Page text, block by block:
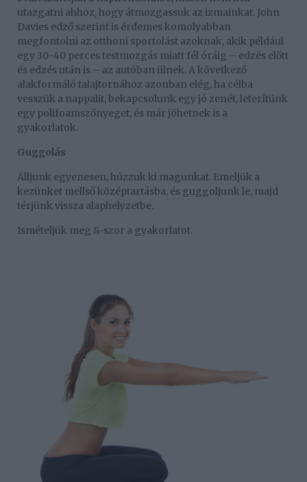
utazgatni ahhoz, hogy átmozgassuk az izmainkat. John
Davies edző szerint is érdemes komolyabban
megfontolni az otthoni sportolást azoknak, akik például
egy 30-40 perces testmozgás miatt fél óráig – edzés előtt
és edzés után is – az autóban ülnek. A következő
alakformáló talajtornához azonban elég, ha célba
vesszük a nappalit, bekapcsolunk egy jó zenét, leterítünk
egy polifoamszőnyeget, és már jöhetnek is a
gyakorlatok.
Guggolás
Álljunk egyenesen, húzzuk ki magunkat. Emeljük a
kezünket mellső középtartásba, és guggoljunk le, majd
térjünk vissza alaphelyzetbe.
Ismételjük meg 8-szor a gyakorlatot.